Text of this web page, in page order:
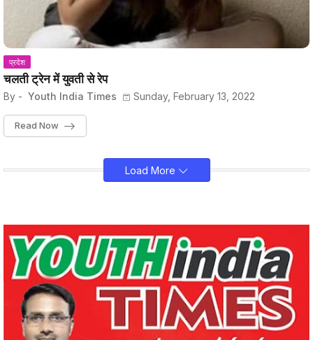
प्रदेश
चलती ट्रेन में युवती से रेप
By - Youth India Times Sunday, February 13, 2022
Read Now
Load More